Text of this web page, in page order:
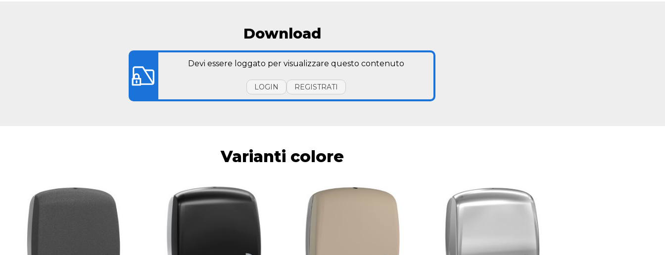
Download
Devi essere loggato per visualizzare questo contenuto
LOGIN REGISTRATI
Varianti colore